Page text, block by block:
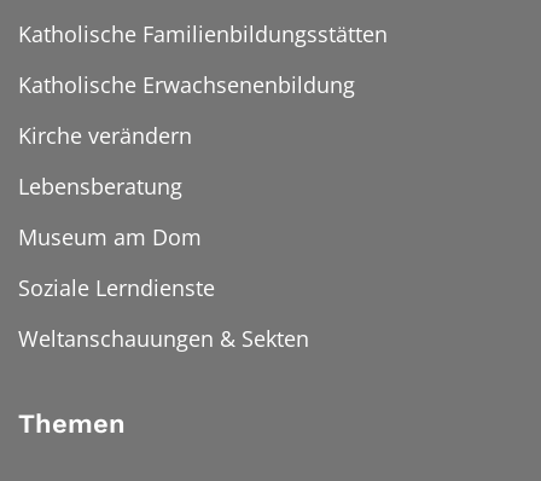
Katholische Familienbildungsstätten
Katholische Erwachsenenbildung
Kirche verändern
Lebensberatung
Museum am Dom
Soziale Lerndienste
Weltanschauungen & Sekten
Themen